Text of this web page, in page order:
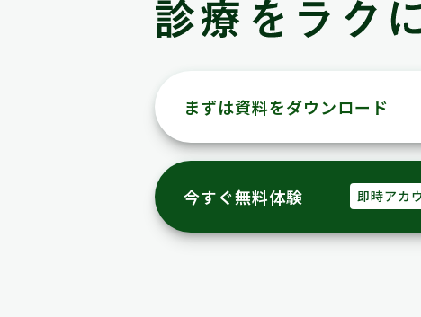
まずは資料をダウンロード
今すぐ無料体験 即時アカ